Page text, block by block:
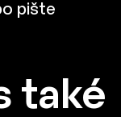
pište
také